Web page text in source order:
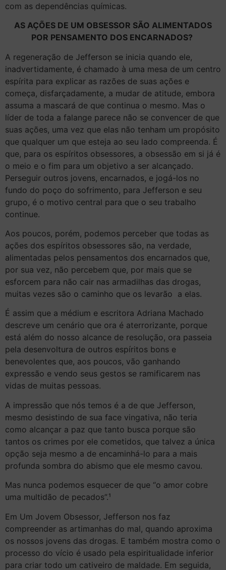
com as dependências químicas.
AS AÇÕES DE UM OBSESSOR SÃO ALIMENTADOS
POR PENSAMENTO DOS ENCARNADOS?
A regeneração de Jefferson se inicia quando ele,
inadvertidamente, é chamado à uma mesa de um centro
espírita para explicar as razões de suas ações e
começa, disfarçadamente, a mudar de atitude, embora
assuma a mascará de que continua o mesmo. Mas o
líder de toda a falange parece não se convencer de que
suas ações, uma vez que elas não tenham um propósito
que qualquer um que esteja ao seu lado compreenda. É
que, para os espíritos obsessores, a obsessão em si já é
o meio e o fim para um objetivo a ser alcançado.
Perseguir outros jovens, encarnados, e jogá-los no
fundo do poço do sofrimento, para Jefferson e seu
grupo, é o motivo central para que o seu trabalho
continue.
Aos poucos, porém, podemos perceber que todas as
ações dos espíritos obsessores são, na verdade,
alimentadas pelos pensamentos dos encarnados que,
por sua vez, não percebem que, por mais que se
esforcem para não cair nas armadilhas das drogas,
muitas vezes são o caminho que os levarão a elas.
É assim que a médium e escritora Adriana Machado
descreve um cenário que ora é aterrorizante, porque
está além do nosso alcance de resolução, ora passeia
pela desenvoltura de outros espíritos bons e
benevolentes que, aos poucos, vão ganhando
expressão e vendo seus gestos se ramificarem nas
vidas de muitas pessoas.
A impressão que nós temos é a de que Jefferson,
mesmo desistindo de sua face vingativa, não teria
como alcançar a paz que tanto busca porque são
tantos os crimes por ele cometidos, que talvez a única
opção seja mesmo a de encaminhá-lo para a mais
profunda sombra do abismo que ele mesmo cavou.
Mas nunca podemos esquecer de que “o amor cobre
uma multidão de pecados”.¹
Em Um Jovem Obsessor, Jefferson nos faz
compreender as artimanhas do mal, quando aproxima
os nossos jovens das drogas. E também mostra como o
processo do vício é usado pela espiritualidade inferior
para criar todo um cativeiro de maldade. Em seguida,